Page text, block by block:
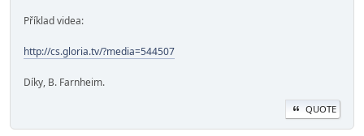
Příklad videa:
http://cs.gloria.tv/?media=544507
Díky, B. Farnheim.
QUOTE